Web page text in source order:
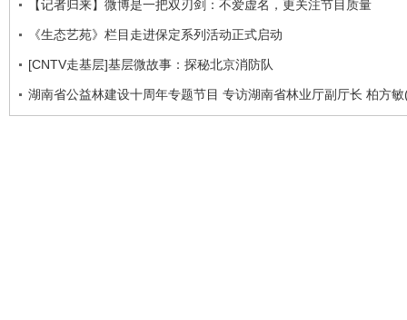
【记者归来】微博是一把双刃剑：不爱虚名，更关注节目质量
《生态艺苑》栏目走进保定系列活动正式启动
[CNTV走基层]基层微故事：探秘北京消防队
湖南省公益林建设十周年专题节目 专访湖南省林业厅副厅长 柏方